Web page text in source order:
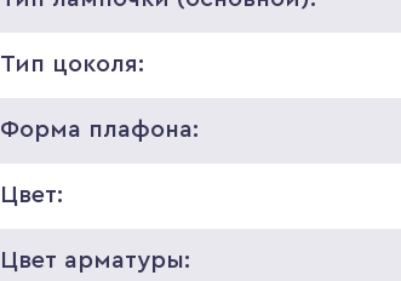
Тип цоколя:
Форма плафона:
Цвет:
Цвет арматуры: